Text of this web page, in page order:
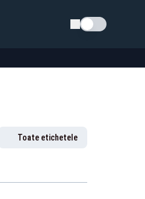
Schimba tema
Toate etichetele